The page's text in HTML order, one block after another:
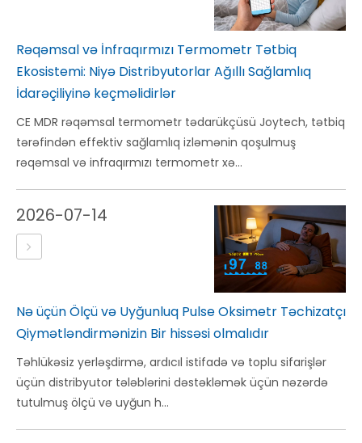
Rəqəmsal və İnfraqırmızı Termometr Tətbiq
Ekosistemi: Niyə Distribyutorlar Ağıllı Sağlamlıq
İdarəçiliyinə keçməlidirlər
CE MDR rəqəmsal termometr tədarükçüsü Joytech, tətbiq
tərəfindən effektiv sağlamlıq izləmənin qoşulmuş
rəqəmsal və infraqırmızı termometr xə...
2026-07-14
Nə üçün Ölçü və Uyğunluq Pulse Oksimetr Təchizatçı
Qiymətləndirmənizin Bir hissəsi olmalıdır
Təhlükəsiz yerləşdirmə, ardıcıl istifadə və toplu sifarişlər
üçün distribyutor tələblərini dəstəkləmək üçün nəzərdə
tutulmuş ölçü və uyğun h...